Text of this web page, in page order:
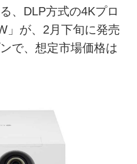
、DLP方式の4Kプロ
」が、2月下旬に発売
で、想定市場価格は